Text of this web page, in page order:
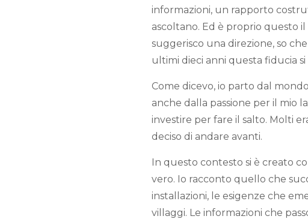
informazioni, un rapporto
ascoltano. Ed è proprio questo
suggerisco una direzione, so
ultimi dieci anni questa fiducia
Come dicevo, io parto dal
anche dalla passione per il mio
investire per fare il salto. Molti
deciso di andare avanti.
In questo contesto si è creato
vero. Io racconto quello che
installazioni, le esigenze che
villaggi. Le informazioni che